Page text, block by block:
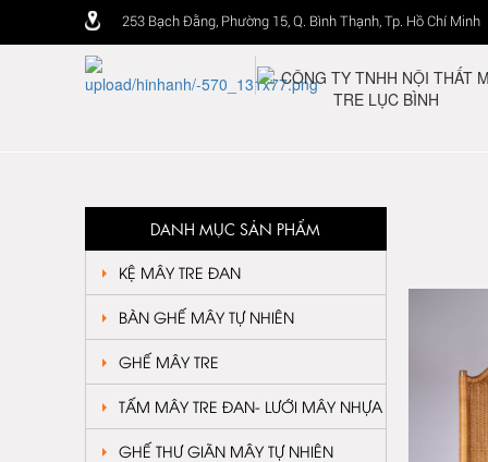
253 Bạch Đằng, Phường 15, Q. Bình Thạnh, Tp. Hồ Chí Minh
DANH MỤC SẢN PHẨM
KỆ MÂY TRE ĐAN
BÀN GHẾ MÂY TỰ NHIÊN
GHẾ MÂY TRE
TẤM MÂY TRE ĐAN- LƯỚI MÂY NHỰA
GHẾ THƯ GIÃN MÂY TỰ NHIÊN